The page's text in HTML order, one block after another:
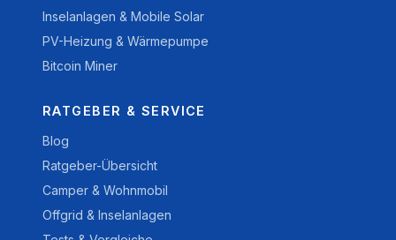
Inselanlagen & Mobile Solar
PV-Heizung & Wärmepumpe
Bitcoin Miner
RATGEBER & SERVICE
Blog
Ratgeber-Übersicht
Camper & Wohnmobil
Offgrid & Inselanlagen